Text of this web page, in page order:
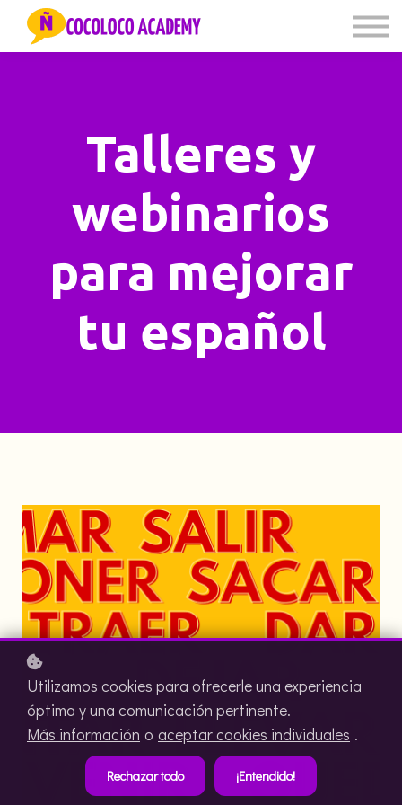
PODCAST
CLASES CON VÍCTOR
Talleres y
webinarios
para mejorar
tu español
Utilizamos cookies para ofrecerle una experiencia
óptima y una comunicación pertinente.
Más información o aceptar cookies individuales .
Rechazar todo ¡Entendido!